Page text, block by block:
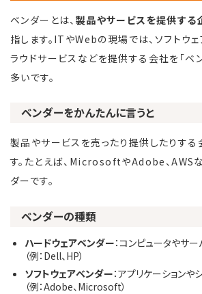
ベンダーとは、 製品やサービスを提供する
指します。ITやWebの現場では、ソフトウェ
ラウドサービスなどを提供する会社を「ベ
多いです。
ベンダーをかんたんに言うと
製品やサービスを売ったり提供したりする
す。たとえば、MicrosoftやAdobe、AWS
ダーです。
ベンダーの種類
ハードウェアベンダー：コンピュータやサ
（例：Dell、HP）
ソフトウェアベンダー：アプリケーション
（例：Adobe、Microsoft）